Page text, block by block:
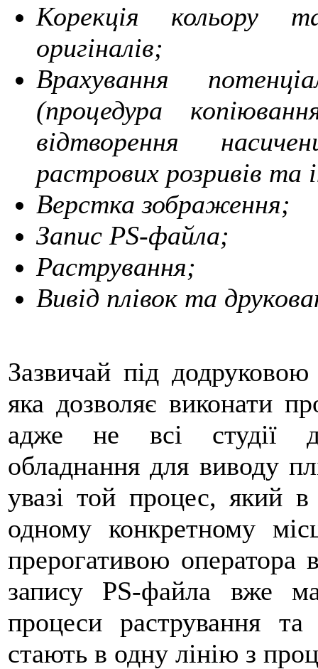
Корекція кольору
оригіналів;
Врахування
(процедура
відтворення
растрових розривів та
Верстка зображення;
Запис PS-файла;
Растрування;
Вивід плівок та
Зазвичай під
яка дозволяє виконати
адже не всі студії
обладнання для виводу
увазі той процес, який
одному конкретному
прерогативою оператора
запису PS-файла вже
процеси растрування
стають в одну лінію з